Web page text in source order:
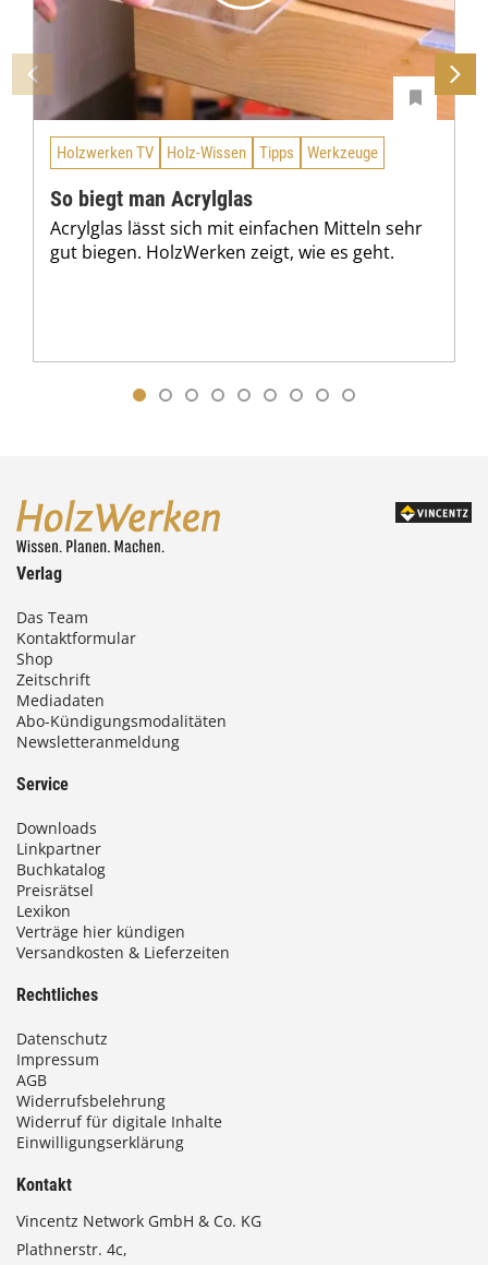
Holzwerken TV Holz-Wissen Tipps Werkzeuge
So biegt man Acrylglas
Acrylglas lässt sich mit einfachen Mitteln sehr
gut biegen. HolzWerken zeigt, wie es geht.
Verlag
Das Team
Kontaktformular
Shop
Zeitschrift
Mediadaten
Abo-Kündigungsmodalitäten
Newsletteranmeldung
Service
Downloads
Linkpartner
Buchkatalog
Preisrätsel
Lexikon
Verträge hier kündigen
Versandkosten & Lieferzeiten
Rechtliches
Datenschutz
Impressum
AGB
Widerrufsbelehrung
Widerruf für digitale Inhalte
Einwilligungserklärung
Kontakt
Vincentz Network GmbH & Co. KG
Plathnerstr. 4c,